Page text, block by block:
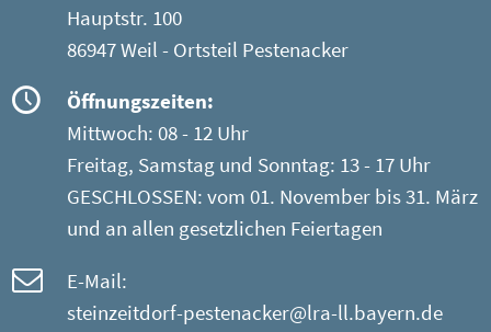
Hauptstr. 100
86947 Weil - Ortsteil Pestenacker
Öffnungszeiten:
Mittwoch: 08 - 12 Uhr
Freitag, Samstag und Sonntag: 13 - 17 Uhr
GESCHLOSSEN: vom 01. November bis 31. März
und an allen gesetzlichen Feiertagen
E-Mail:
steinzeitdorf-pestenacker@lra-ll.bayern.de